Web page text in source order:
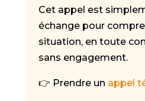
Cet appel est
échange pour
situation, en toute
sans engagement.
👉 Prendre un appel